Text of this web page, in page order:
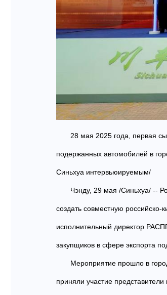
28 мая 2025 года, первая
подержанных автомобилей в
Синьхуа интервьюируемым/
Чэнду, 29 мая /Синьхуа/ --
создать совместную
исполнительный директор
закупщиков в сфере экспорта
Мероприятие прошло в
приняли участие